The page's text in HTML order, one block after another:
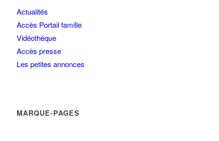
Actualités
Accès Portail famille
Vidéothèque
Accès presse
Les petites annonces
MARQUE-PAGES